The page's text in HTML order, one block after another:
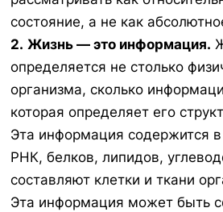
состояние, а не как
2. Жизнь — это информация.
определяется не столько
организма, сколько
которая определяет его
Эта информация содержится
РНК, белков, липидов,
составляют клетки и ткани
Эта информация может быть